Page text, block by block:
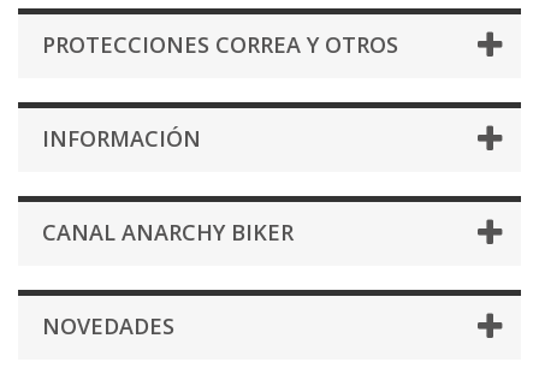
PROTECCIONES CORREA Y OTROS
INFORMACIÓN
CANAL ANARCHY BIKER
NOVEDADES